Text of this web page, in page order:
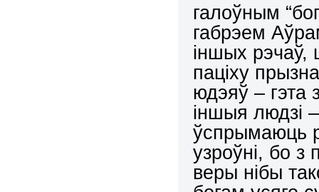
галоўным
габрэем
іншых рэчаў,
паціху
юдэяў – гэта
іншыя людзі
ўспрымаюць
узроўні, бо з
веры нібы